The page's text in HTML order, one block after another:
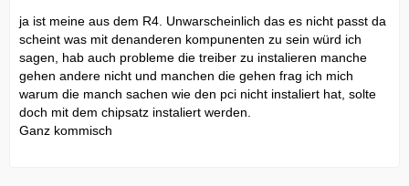
ja ist meine aus dem R4. Unwarscheinlich das es nicht passt da
scheint was mit denanderen kompunenten zu sein würd ich
sagen, hab auch probleme die treiber zu instalieren manche
gehen andere nicht und manchen die gehen frag ich mich
warum die manch sachen wie den pci nicht instaliert hat, solte
doch mit dem chipsatz instaliert werden.
Ganz kommisch